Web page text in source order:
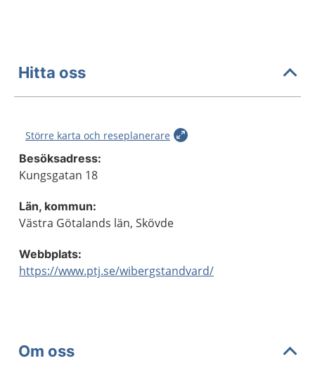
Hitta oss
Större karta och reseplanerare
Besöksadress:
Kungsgatan 18
Län, kommun:
Västra Götalands län, Skövde
Webbplats:
https://www.ptj.se/wibergstandvard/
Om oss